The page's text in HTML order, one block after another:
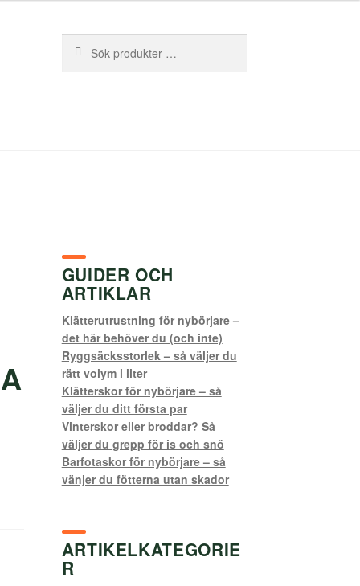
efter:
GUIDER OCH
ARTIKLAR
Klätterutrustning för nybörjare –
det här behöver du (och inte)
Ryggsäcksstorlek – så väljer du
rätt volym i liter
Klätterskor för nybörjare – så
väljer du ditt första par
Vinterskor eller broddar? Så
väljer du grepp för is och snö
Barfotaskor för nybörjare – så
vänjer du fötterna utan skador
ARTIKELKATEGORIE
R